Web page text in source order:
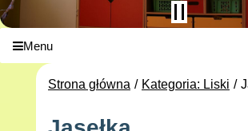
Menu
Strona główna Kategoria: Liski